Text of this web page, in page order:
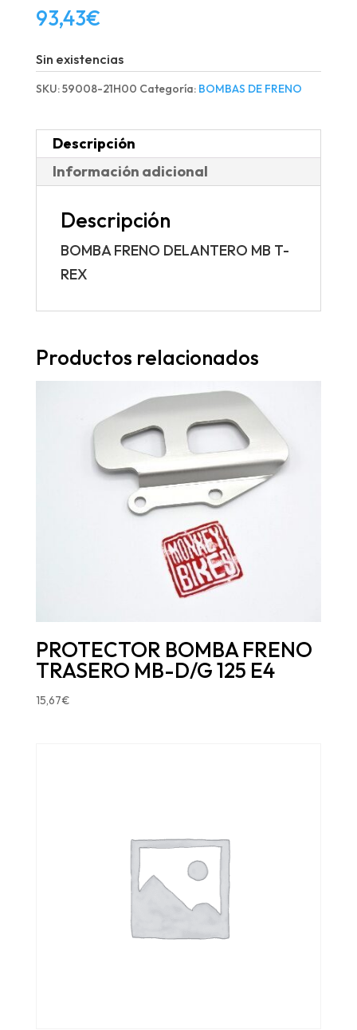
93,43€
Sin existencias
SKU:59008-21H00 Categoría: BOMBAS DE FRENO
Descripción
Información adicional
Descripción
BOMBA FRENO DELANTERO MB T-
REX
Productos relacionados
PROTECTOR BOMBA FRENO
TRASERO MB-D/G 125 E4
15,67€